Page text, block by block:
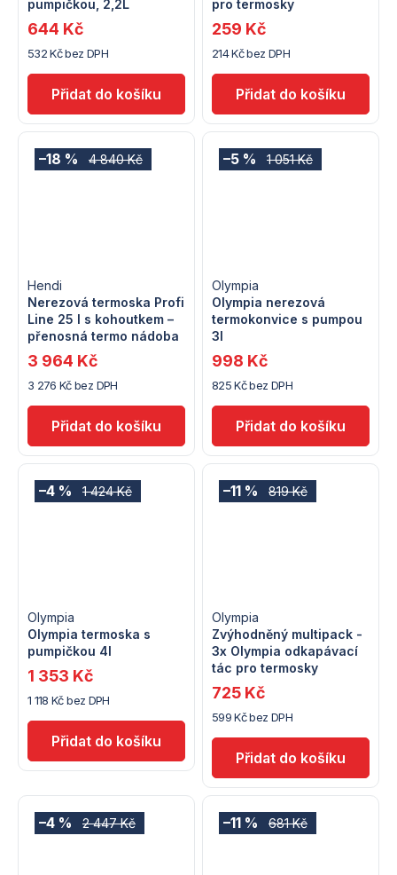
pumpičkou, 2,2L
532 Kč bez DPH
644 Kč
pro termosky
214 Kč bez DPH
259 Kč
4 840 Kč
–18 %
Nerezová termoska Profi
Line 25 l s kohoutkem –
přenosná termo nádoba
Hendi
3 276 Kč bez DPH
3 964 Kč
1 051 Kč
–5 %
Olympia nerezová
termokonvice s pumpou
3l
Olympia
825 Kč bez DPH
998 Kč
1 424 Kč
–4 %
Olympia termoska s
pumpičkou 4l
Olympia
1 118 Kč bez DPH
1 353 Kč
819 Kč
–11 %
Zvýhodněný multipack -
3x Olympia odkapávací
tác pro termosky
Olympia
599 Kč bez DPH
725 Kč
2 447 Kč
–4 % 681 Kč
–11 %